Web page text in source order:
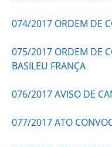
074/2017 ORDEM DE
075/2017 ORDEM DE
BASILEU FRANÇA
076/2017 AVISO DE
077/2017 ATO